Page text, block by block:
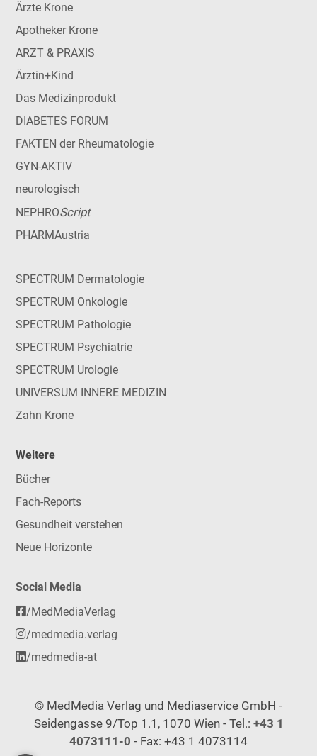
Ärzte Krone
Apotheker Krone
ARZT & PRAXIS
Ärztin+Kind
Das Medizinprodukt
DIABETES FORUM
FAKTEN der Rheumatologie
GYN-AKTIV
neurologisch
NEPHROScript
PHARMAustria
SPECTRUM Dermatologie
SPECTRUM Onkologie
SPECTRUM Pathologie
SPECTRUM Psychiatrie
SPECTRUM Urologie
UNIVERSUM INNERE MEDIZIN
Zahn Krone
Weitere
Bücher
Fach-Reports
Gesundheit verstehen
Neue Horizonte
Social Media
/MedMediaVerlag
/medmedia.verlag
/medmedia-at
© MedMedia Verlag und Mediaservice GmbH -
Seidengasse 9/Top 1.1, 1070 Wien - Tel.: +43 1
4073111-0 - Fax: +43 1 4073114